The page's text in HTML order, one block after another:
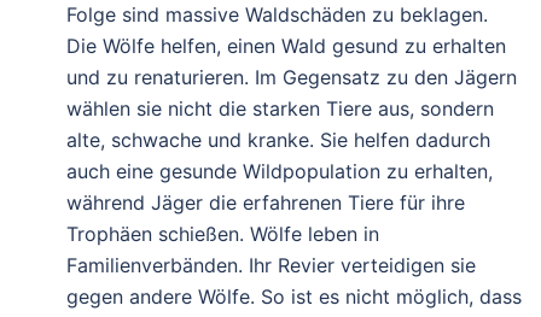
Folge sind massive Waldschäden zu beklagen.
Die Wölfe helfen, einen Wald gesund zu erhalten
und zu renaturieren. Im Gegensatz zu den Jägern
wählen sie nicht die starken Tiere aus, sondern
alte, schwache und kranke. Sie helfen dadurch
auch eine gesunde Wildpopulation zu erhalten,
während Jäger die erfahrenen Tiere für ihre
Trophäen schießen. Wölfe leben in
Familienverbänden. Ihr Revier verteidigen sie
gegen andere Wölfe. So ist es nicht möglich, dass